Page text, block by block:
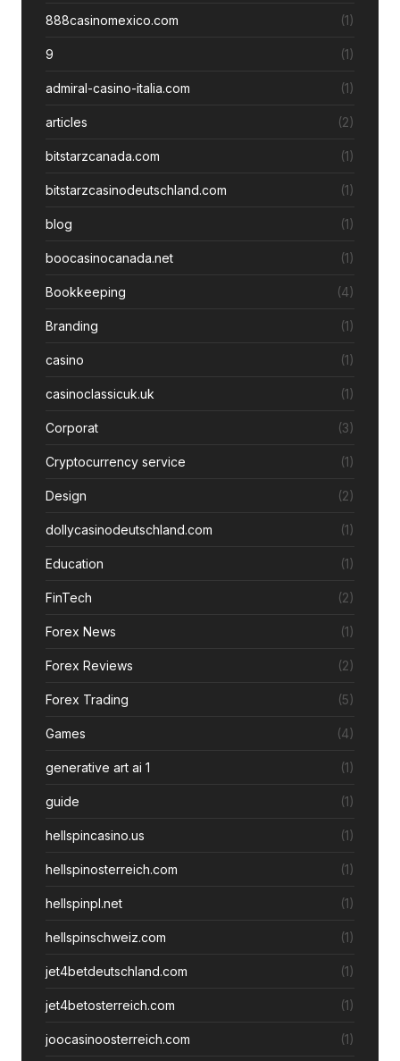
888casinomexico.com (1)
9 (1)
admiral-casino-italia.com (1)
articles (2)
bitstarzcanada.com (1)
bitstarzcasinodeutschland.com (1)
blog (1)
boocasinocanada.net (1)
Bookkeeping (4)
Branding (1)
casino (1)
casinoclassicuk.uk (1)
Corporat (3)
Cryptocurrency service (1)
Design (2)
dollycasinodeutschland.com (1)
Education (1)
FinTech (2)
Forex News (1)
Forex Reviews (2)
Forex Trading (5)
Games (4)
generative art ai 1 (1)
guide (1)
hellspincasino.us (1)
hellspinosterreich.com (1)
hellspinpl.net (1)
hellspinschweiz.com (1)
jet4betdeutschland.com (1)
jet4betosterreich.com (1)
joocasinoosterreich.com (1)